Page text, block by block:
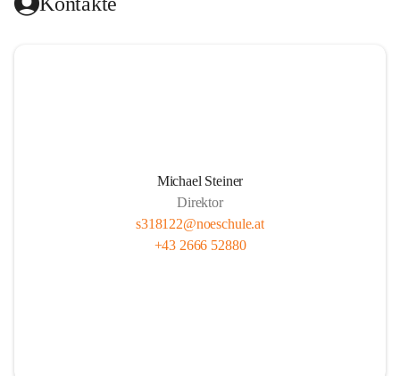
Michael Steiner
Direktor
s318122@noeschule.at
+43 2666 52880